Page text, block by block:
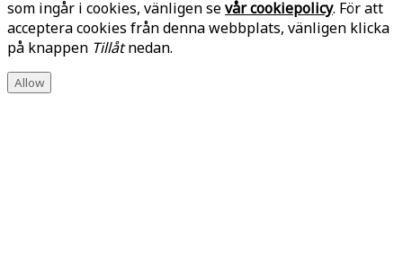
som ingår i cookies, vänligen sevår cookiepolicy. För att
acceptera cookies från denna webbplats, vänligen klicka
på knappen Tillåtnedan.
Allow